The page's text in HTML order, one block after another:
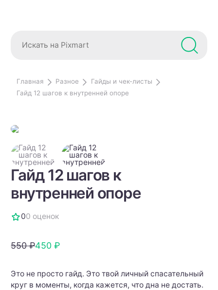
Главная Разное
Гайды и чек-листы
Гайд 12 шагов к внутренней опоре
Гайд 12 шагов к
внутренней опоре
00 оценок
550 ₽450 ₽
Это не просто гайд. Это твой личный спасательный
круг в моменты, когда кажется, что дна не достать.